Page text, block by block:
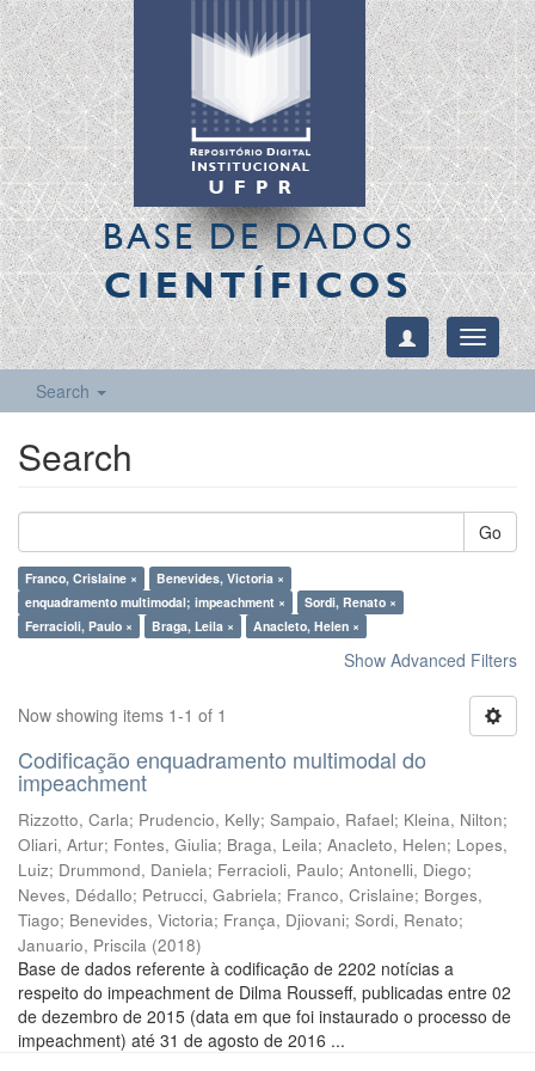
BASE DE DADOS
CIENTÍFICOS
Toggle
Search
Search
Go
Franco, Crislaine ×
Benevides, Victoria ×
enquadramento multimodal; impeachment ×
Sordi, Renato ×
Ferracioli, Paulo ×
Braga, Leila × Anacleto, Helen ×
Show Advanced Filters
Now showing items 1-1 of 1
Codificação enquadramento multimodal do
impeachment
Rizzotto, Carla; Prudencio, Kelly; Sampaio, Rafael; Kleina, Nilton;
Oliari, Artur; Fontes, Giulia; Braga, Leila; Anacleto, Helen; Lopes,
Luiz; Drummond, Daniela; Ferracioli, Paulo; Antonelli, Diego;
Neves, Dédallo; Petrucci, Gabriela; Franco, Crislaine; Borges,
Tiago; Benevides, Victoria; França, Djiovani; Sordi, Renato;
Januario, Priscila (2018)
Base de dados referente à codificação de 2202 notícias a
respeito do impeachment de Dilma Rousseff, publicadas entre 02
de dezembro de 2015 (data em que foi instaurado o processo de
impeachment) até 31 de agosto de 2016 ...